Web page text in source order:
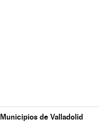
Municipios de Valladolid